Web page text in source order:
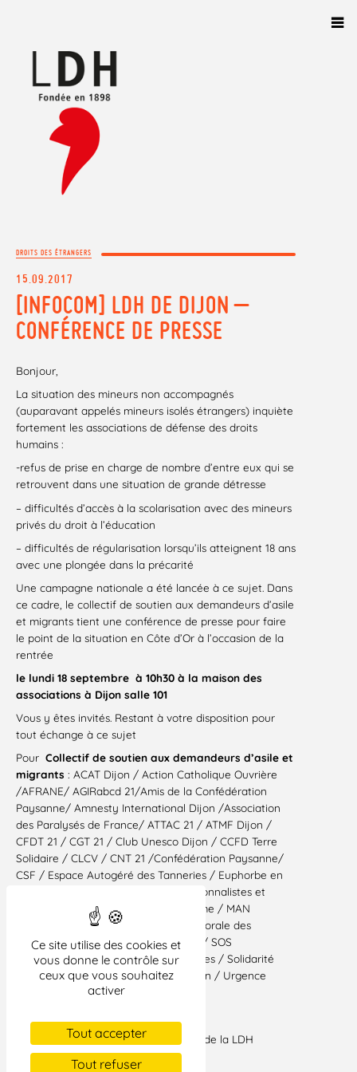
Ce site utilise des cookies et
vous donne le contrôle sur
ceux que vous souhaitez
activer
Tout accepter
Tout refuser
DROITS DES ÉTRANGERS
15.09.2017
[INFOCOM] LDH DE DIJON –
CONFÉRENCE DE PRESSE
Bonjour,
La situation des mineurs non accompagnés
(auparavant appelés mineurs isolés étrangers) inquiète
fortement les associations de défense des droits
humains :
-refus de prise en charge de nombre d’entre eux qui se
retrouvent dans une situation de grande détresse
– difficultés d’accès à la scolarisation avec des mineurs
privés du droit à l’éducation
– difficultés de régularisation lorsqu’ils atteignent 18 ans
avec une plongée dans la précarité
Une campagne nationale a été lancée à ce sujet. Dans
ce cadre, le collectif de soutien aux demandeurs d’asile
et migrants tient une conférence de presse pour faire
le point de la situation en Côte d’Or à l’occasion de la
rentrée
le lundi 18 septembre à 10h30 à la maison des
associations à Dijon salle 101
Vous y êtes invités. Restant à votre disposition pour
tout échange à ce sujet
Pour Collectif de soutien aux demandeurs d’asile et
migrants : ACAT Dijon / Action Catholique Ouvrière
/AFRANE/ AGIRabcd 21/Amis de la Confédération
Paysanne/ Amnesty International Dijon /Association
des Paralysés de France/ ATTAC 21 / ATMF Dijon /
CFDT 21 / CGT 21 / Club Unesco Dijon / CCFD Terre
Solidaire / CLCV / CNT 21 /Confédération Paysanne/
CSF / Espace Autogéré des Tanneries / Euphorbe en
Illabakan / FCPE / FSU 21 / LVN personnalistes et
citoyens / Ligue des Droits de l’Homme / MAN
/Mouvement de la Paix/ MRAP / Pastorale des
Migrants / RESF 21 / SAF /SNES FSU/ SOS
Refoulement / SOS racisme / Solidaires / Solidarité
afghane / UJFP /UNEF/ Tends la Main / Urgence
Vice-président de la section de Dijon de la LDH